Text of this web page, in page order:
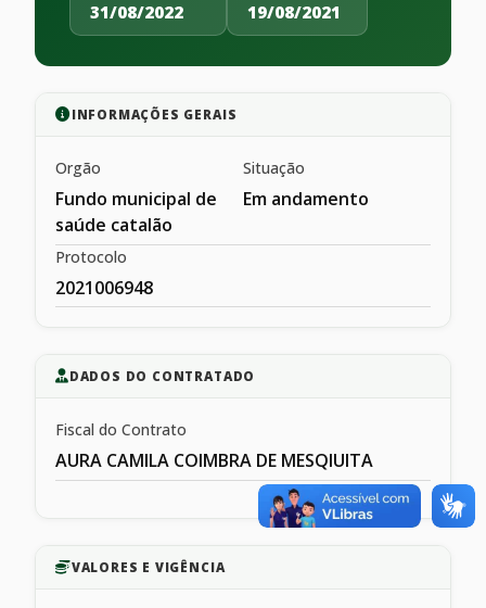
31/08/2022 19/08/2021
INFORMAÇÕES GERAIS
Orgão
Fundo municipal de
saúde catalão
Situação
Em andamento
Protocolo
2021006948
DADOS DO CONTRATADO
Fiscal do Contrato
AURA CAMILA COIMBRA DE MESQIUITA
VALORES E VIGÊNCIA